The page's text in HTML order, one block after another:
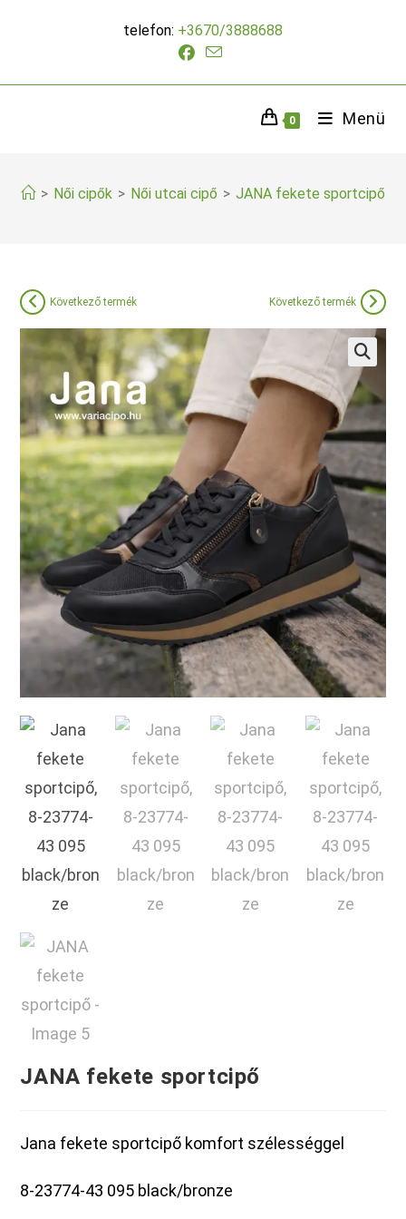
telefon: +3670/3888688
0 Menü
> Női cipők > Női utcai cipő > JANA fekete sportcipő
Következő termék Következő termék
🔍
JANA fekete sportcipő
Jana fekete sportcipő komfort szélességgel
8-23774-43 095 black/bronze